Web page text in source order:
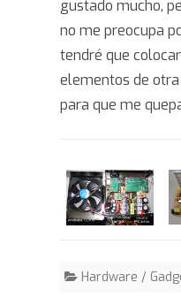
gustado mucho,
no me preocupa
tendré que
elementos de
para que me
Hardware /